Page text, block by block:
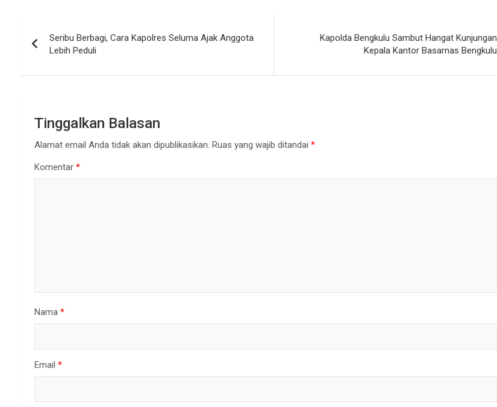
pos
Seribu Berbagi, Cara Kapolres Seluma Ajak Anggota
Lebih Peduli
Kapolda Bengkulu Sambut Hangat Kunjungan
Kepala Kantor Basarnas Bengkulu
Tinggalkan Balasan
Alamat email Anda tidak akan dipublikasikan. Ruas yang wajib ditandai *
Komentar *
Nama *
Email *